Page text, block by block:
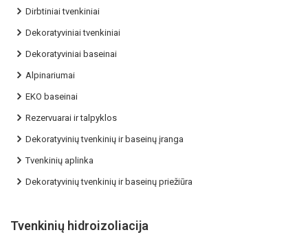
Dirbtiniai tvenkiniai
Dekoratyviniai tvenkiniai
Dekoratyviniai baseinai
Alpinariumai
EKO baseinai
Rezervuarai ir talpyklos
Dekoratyvinių tvenkinių ir baseinų įranga
Tvenkinių aplinka
Dekoratyvinių tvenkinių ir baseinų priežiūra
Tvenkinių hidroizoliacija